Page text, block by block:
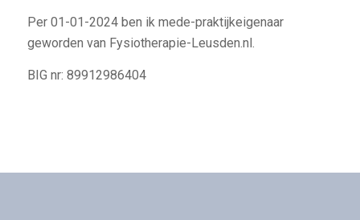
Per 01-01-2024 ben ik mede-praktijkeigenaar
geworden van Fysiotherapie-Leusden.nl.
BIG nr: 89912986404